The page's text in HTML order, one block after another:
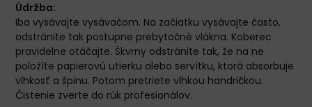
Údržba:
Iba vysávajte vysávačom. Na začiatku vysávajte často,
odstránite tak postupne prebytočné vlákna. Koberec
pravidelne otáčajte. Škvrny odstránite tak, že na ne
položíte papierovú utierku alebo servítku, ktorá absorbuje
vlhkosť a špinu. Potom pretriete vlhkou handričkou.
Čistenie zverte do rúk profesionálov.